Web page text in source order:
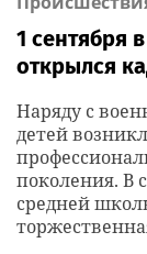
1 сентября
открылся
Наряду с
детей
поколения. В
средней